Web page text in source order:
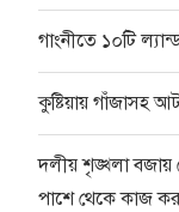
গাংনীতে ১০টি
কুষ্টিয়ায় গাঁজাসহ
দলীয় শৃঙ্খলা বজায়
পাশে থেকে কাজ